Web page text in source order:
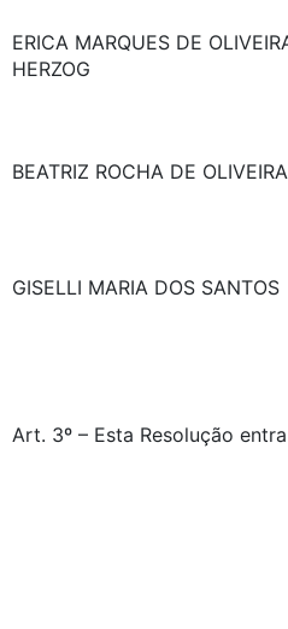
ERICA MARQUES DE
HERZOG
BEATRIZ ROCHA DE OLIVEIRA
GISELLI MARIA DOS SANTOS
Art. 3º – Esta Resolução